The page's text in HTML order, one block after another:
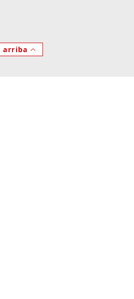
arriba